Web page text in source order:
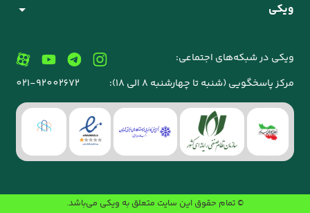
ویکی
ویکی در شبکه‌های اجتماعی:
مرکز پاسخگویی (شنبه تا چهارشنبه 8 الی 18):
021-92002672
© تمام حقوق این سایت متعلق به ویکی می‌باشد.